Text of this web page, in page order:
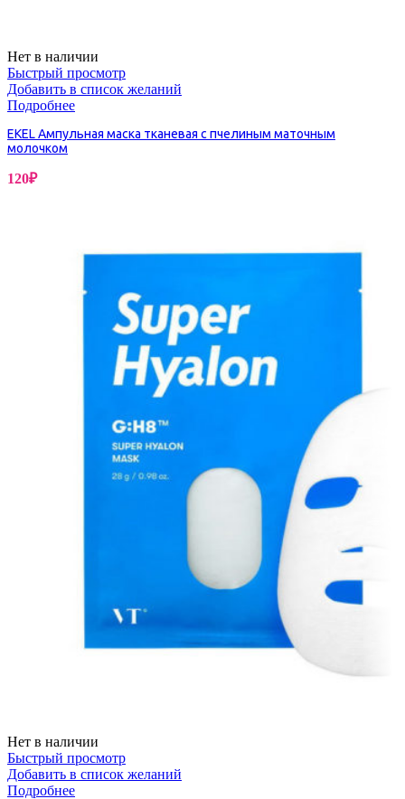
Нет в наличии
Быстрый просмотр
Добавить в список желаний
Подробнее
EKEL Ампульная маска тканевая c пчелиным маточным
молочком
120₽
Нет в наличии
Быстрый просмотр
Добавить в список желаний
Подробнее